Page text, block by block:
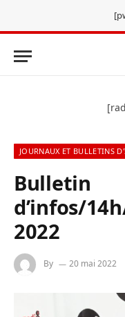
JOURNAUX ET BULLETINS
Bulletin
d’infos/
2022
By 20 mai 2022